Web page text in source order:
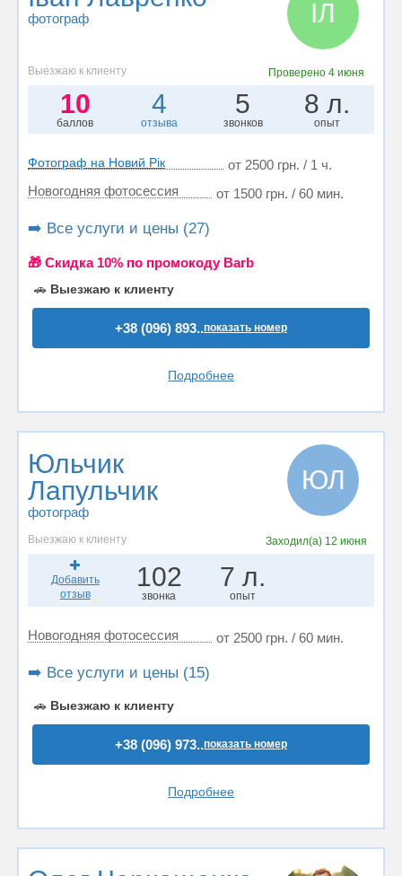
фотограф ІЛ
Выезжаю к клиенту Проверено4 июня
10
баллов
4
отзыва
5
звонков
8 л.
опыт
Фотограф на Новий Рік
от 2500 грн. / 1 ч.
Новогодняя фотосессия
от 1500 грн. / 60 мин.
➡️ Все услуги и цены (27)
🎁 Cкидка 10% по промокоду Barb
🚗 Выезжаю к клиенту
+38 (096) 893..показать номер
Подробнее
Юльчик
Лапульчик
фотограф
ЮЛ
Выезжаю к клиенту Заходил(а) 12 июня
Добавить
отзыв
102
звонка
7 л.
опыт
Новогодняя фотосессия от 2500 грн. / 60 мин.
➡️ Все услуги и цены (15)
🚗 Выезжаю к клиенту
+38 (096) 973..показать номер
Подробнее